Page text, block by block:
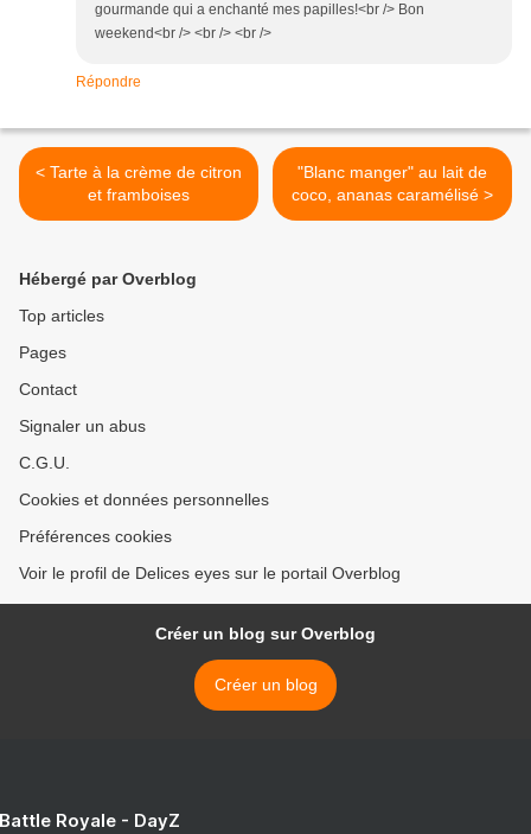
gourmande qui a enchanté mes papilles!<br /> Bon
weekend<br /> <br /> <br />
Répondre
< Tarte à la crème de citron
et framboises
"Blanc manger" au lait de
coco, ananas caramélisé >
Hébergé par Overblog
Top articles
Pages
Contact
Signaler un abus
C.G.U.
Cookies et données personnelles
Préférences cookies
Voir le profil de Delices eyes sur le portail Overblog
Créer un blog sur Overblog
Créer un blog
Royale - DayZ